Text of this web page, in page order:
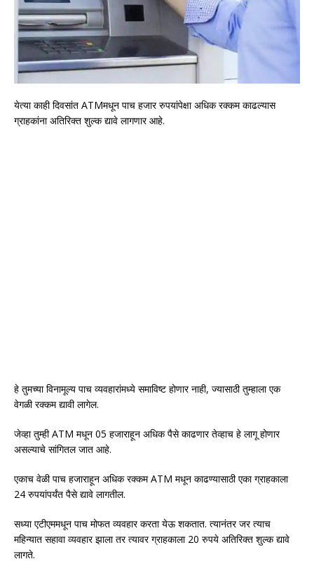
येत्या काही दिवसांत ATMमधून पाच हजार रुपयांपेक्षा अधिक रक्कम काढल्यास
ग्राहकांना अतिरिक्त शुल्क द्यावे लागणार आहे.
हे तुमच्या विनामूल्य पाच व्यवहारांमध्ये समाविष्ट होणार नाही, ज्यासाठी तुम्हाला एक
वेगळी रक्कम द्यावी लागेल.
जेव्हा तुम्ही ATM मधून 05 हजाराहून अधिक पैसे काढणार तेव्हाच हे लागू होणार
असल्याचे सांगितल जात आहे.
एकाच वेळी पाच हजाराहून अधिक रक्कम ATM मधून काढण्यासाठी एका ग्राहकाला
24 रुपयांपर्यंत पैसे द्यावे लागतील.
सध्या एटीएममधून पाच मोफत व्यवहार करता येऊ शकतात. त्यानंतर जर त्याच
महिन्यात सहावा व्यवहार झाला तर त्यावर ग्राहकाला 20 रुपये अतिरिक्त शुल्क द्यावे
लागते.